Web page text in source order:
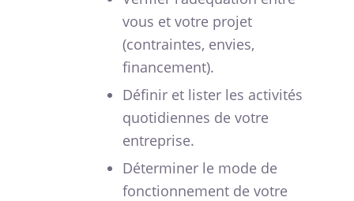
vous et votre projet
(contraintes, envies,
financement).
Définir et lister les activités
quotidiennes de votre
entreprise.
Déterminer le mode de
fonctionnement de votre